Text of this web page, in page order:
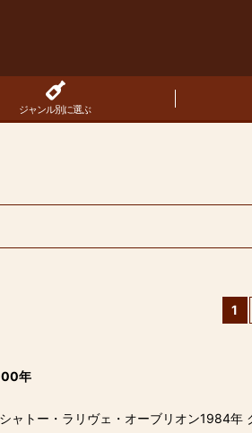
ジャンル別に選ぶ
1
年
ー・ラリヴェ・オーブリオン1984年